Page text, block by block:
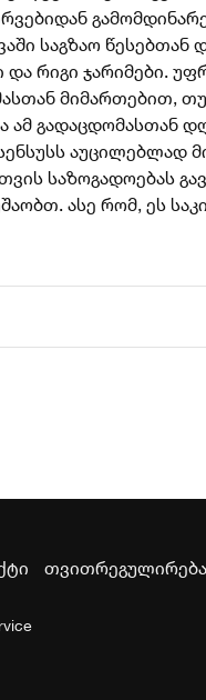
საგზაო წესებთან
და რიგი ჯარიმები.
მიმართებით,
ამ გადაცდომასთან
აუცილებლად
საზოგადოებას
ასე რომ, ეს
თვითრეგულირება